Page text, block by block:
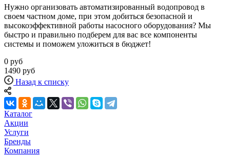
Нужно организовать автоматизированный водопровод в
своем частном доме, при этом добиться безопасной и
высокоэффективной работы насосного оборудования? Мы
быстро и правильно подберем для вас все компоненты
системы и поможем уложиться в бюджет!
0 руб
1490 руб
Назад к списку
Каталог
Акции
Услуги
Бренды
Компания